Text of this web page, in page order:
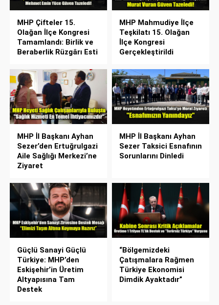
MHP Çifteler 15.
Olağan İlçe Kongresi
Tamamlandı: Birlik ve
Beraberlik Rüzgârı Esti
MHP Mahmudiye İlçe
Teşkilatı 15. Olağan
İlçe Kongresi
Gerçekleştirildi
MHP İl Başkanı Ayhan
Sezer’den Ertuğrulgazi
Aile Sağlığı Merkezi’ne
Ziyaret
MHP İl Başkanı Ayhan
Sezer Taksici Esnafının
Sorunlarını Dinledi
Güçlü Sanayi Güçlü
Türkiye: MHP’den
Eskişehir’in Üretim
Altyapısına Tam
Destek
“Bölgemizdeki
Çatışmalara Rağmen
Türkiye Ekonomisi
Dimdik Ayaktadır”